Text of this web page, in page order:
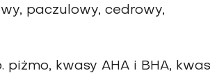
paczulowy, cedrowy,
kwasy AHA i BHA, kwas